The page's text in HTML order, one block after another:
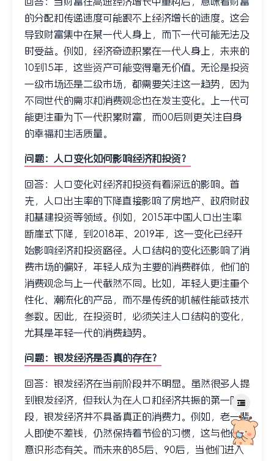
的分配和传递速度可能跟不上经济增长的速度。这会
导致财富集中在某一代人身上，而下一代可能无法及
时受益。例如，经济奇迹积累在一代人身上，未来的
10到15年，这些资产可能变得毫无价值。无论是投资
一级市场还是二级市场，都需要关注这一趋势，因为
不同世代的需求和消费观念也在发生变化。上一代可
能更注重为下一代积累财富，而00后则更关注自身
的幸福和生活质量。
问题：人口变化如何影响经济和投资？
回答：人口变化对经济和投资有着深远的影响。首
先，人口出生率的下降直接影响了房地产、政府财政
和基建投资等领域。例如，2015年中国人口出生率
断崖式下降，到2018年、2019年，这一变化已经开
始影响经济和投资路径。人口结构的变化还影响了消
费市场的偏好，年轻人成为主要的消费群体，他们的
消费观念与上一代截然不同。比如，年轻人更注重个
性化、潮流化的产品，而不是传统的机械性能或技术
参数。因此，在投资时，必须关注人口结构的变化，
尤其是年轻一代的消费趋势。
问题：银发经济是否真的存在？
回答：银发经济在当前阶段并不明显。虽然很多人提
到银发经济，但我认为在人口和经济共振的第一阶
段，银发经济并不具备真正的消费力。例如，老一辈
人即使不差钱，仍然保持着节俭的习惯，这与他们的
意识形态有关。而未来的85后、90后，当他们进入